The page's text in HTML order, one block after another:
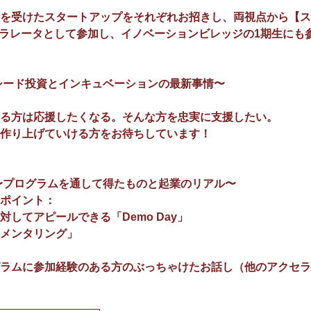
受けたスタートアップをそれぞれお招きし、両視点から【
レータとして参加し、イノベーションビレッジの1期生にも
ド投資とインキュベーションの最新事情〜
方は応援したくなる。そんな方を忠実に支援したい。
り上げていける方をお待ちしています！
ログラムを通して得たものと起業のリアル〜
イント：
してアピールできる「Demo Day」
ンタリング」
ムに参加経験のある方のぶっちゃけたお話し（他のアクセ